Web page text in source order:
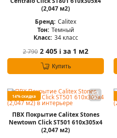
(2,047 м2)
Бренд: Calitex
Тон: Темный
Класс: 34 класс
2 790 2 405 i за 1 м2
Купить
14% скидка
ПВХ Покрытие Calitex Stones
Newtown Click ST501 610x305x4
(2,047 м2)